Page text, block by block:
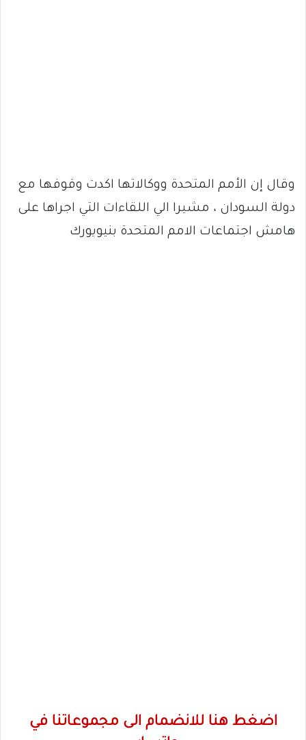
وقال إن الأمم المتحدة ووكالاتها اكدت وقوفها مع
دولة السودان ، مشيرا الي اللقاءات التي اجراها على
هامش اجتماعات الامم المتحدة بنيويورك
اضغط هنا للانضمام الى مجموعاتنا في